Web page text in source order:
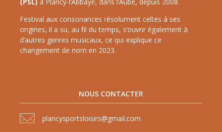
Festival aux consonances résolument celtes à ses
origines, il a su, au fil du temps, s’ouvrir également à
d’autres genres musicaux, ce qui explique ce
changement de nom en 2023.
NOUS CONTACTER
plancysportsloisirs@gmail.com